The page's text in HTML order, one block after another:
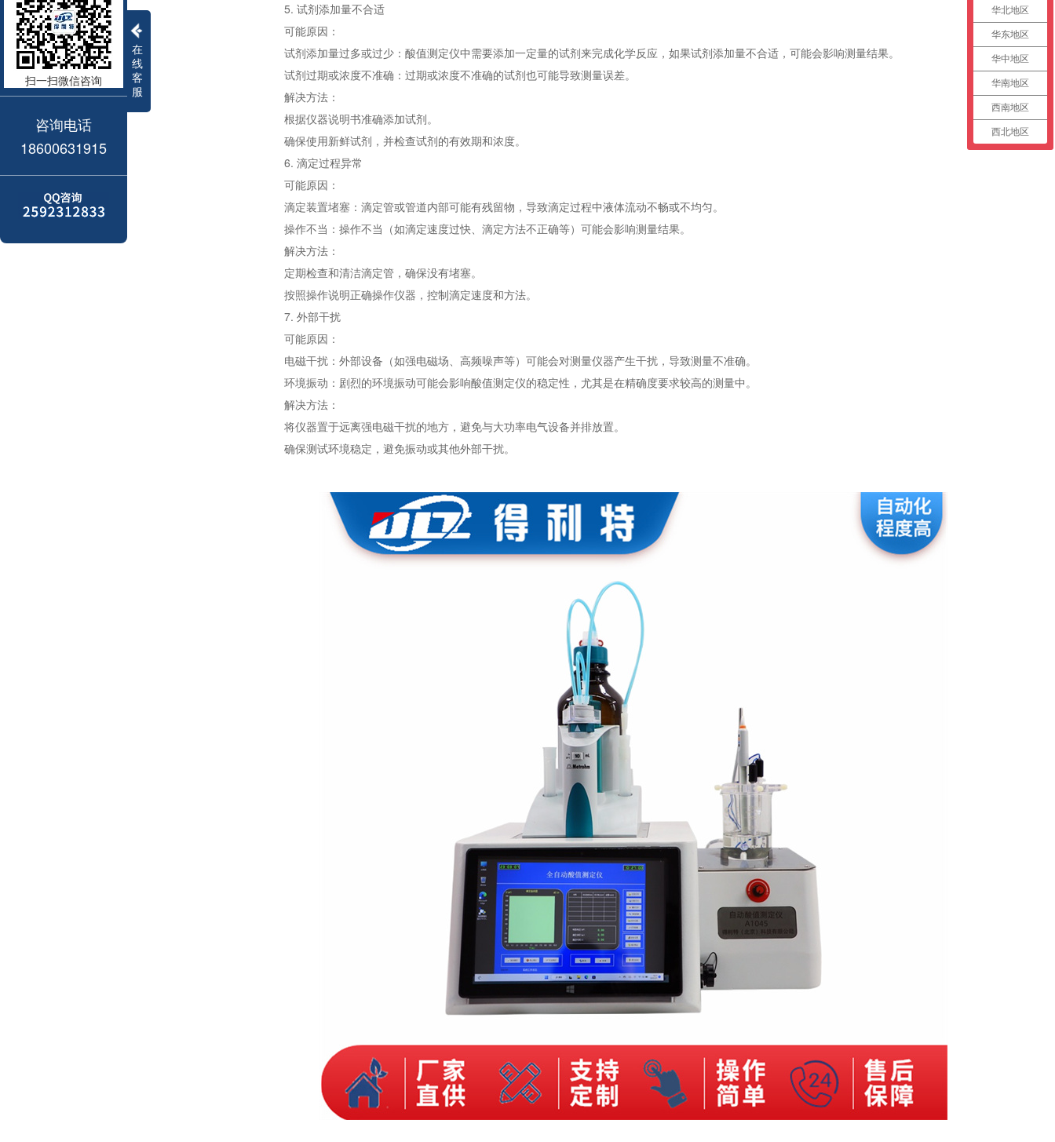
5. 试剂添加量不合适
可能原因：
试剂添加量过多或过少：酸值测定仪中需要添加一定量的试剂来完成化学反应，如果试剂添加量不合适，可能会影响测量结果。
试剂过期或浓度不准确：过期或浓度不准确的试剂也可能导致测量误差。
解决方法：
根据仪器说明书准确添加试剂。
确保使用新鲜试剂，并检查试剂的有效期和浓度。
6. 滴定过程异常
可能原因：
滴定装置堵塞：滴定管或管道内部可能有残留物，导致滴定过程中液体流动不畅或不均匀。
操作不当：操作不当（如滴定速度过快、滴定方法不正确等）可能会影响测量结果。
解决方法：
定期检查和清洁滴定管，确保没有堵塞。
按照操作说明正确操作仪器，控制滴定速度和方法。
7. 外部干扰
可能原因：
电磁干扰：外部设备（如强电磁场、高频噪声等）可能会对测量仪器产生干扰，导致测量不准确。
环境振动：剧烈的环境振动可能会影响酸值测定仪的稳定性，尤其是在精确度要求较高的测量中。
解决方法：
将仪器置于远离强电磁干扰的地方，避免与大功率电气设备并排放置。
确保测试环境稳定，避免振动或其他外部干扰。
在
线
客
服
扫一扫微信咨询
咨询电话
18600631915
华北地区
华东地区
华中地区
华南地区
西南地区
西北地区